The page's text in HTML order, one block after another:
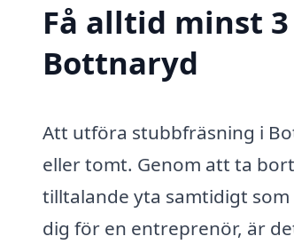
Få alltid minst
Bottnaryd
Att utföra stubbfräsning i
eller tomt. Genom att ta
tilltalande yta samtidigt
dig för en entreprenör, är